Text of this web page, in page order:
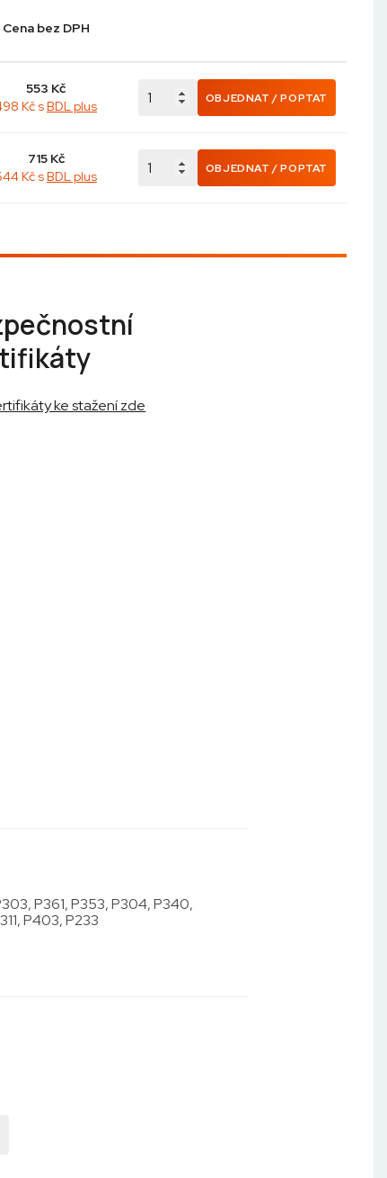
Cena bez DPH
553 Kč
Kč sBDL plus OBJEDNAT / POPTAT
715 Kč
Kč sBDL plus OBJEDNAT / POPTAT
ke stažení zde
P361, P353, P304, P340,
P403, P233